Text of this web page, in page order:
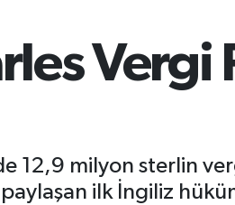
6513.94
BİST100
13.768 48
12,9 milyon sterlin
ilk İngiliz